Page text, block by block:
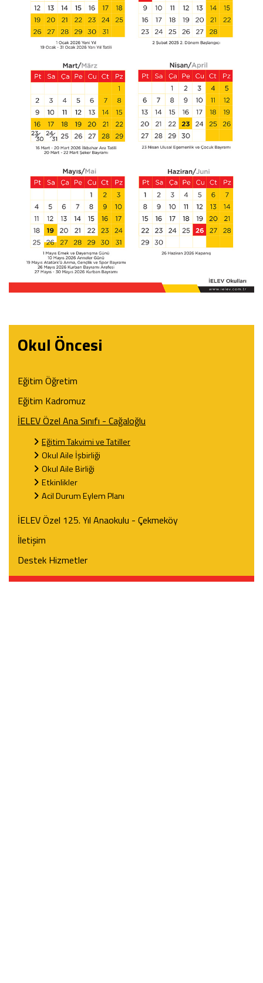
Okul Öncesi
Eğitim Öğretim
Eğitim Kadromuz
İELEV Özel Ana Sınıfı - Cağaloğlu
Eğitim Takvimi ve Tatiller
Okul Aile İşbirliği
Okul Aile Birliği
Etkinlikler
Acil Durum Eylem Planı
İELEV Özel 125. Yıl Anaokulu - Çekmeköy
İletişim
Destek Hizmetler